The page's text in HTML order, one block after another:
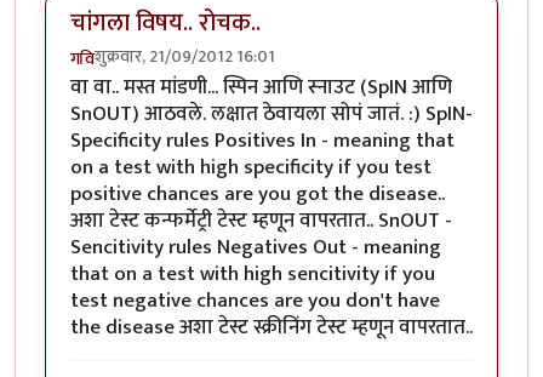
चांगला विषय.. रोचक..
गविशुक्रवार, 21/09/2012 16:01
वा वा.. मस्त मांडणी... स्पिन आणि स्नाउट (SpIN आणि
SnOUT) आठवले. लक्षात ठेवायला सोपं जातं. :) SpIN-
Specificity rules Positives In - meaning that
on a test with high specificity if you test
positive chances are you got the disease..
अशा टेस्ट कन्फर्मेट्री टेस्ट म्हणून वापरतात.. SnOUT -
Sencitivity rules Negatives Out - meaning
that on a test with high sencitivity if you
test negative chances are you don't have
the disease अशा टेस्ट स्क्रीनिंग टेस्ट म्हणून वापरतात..